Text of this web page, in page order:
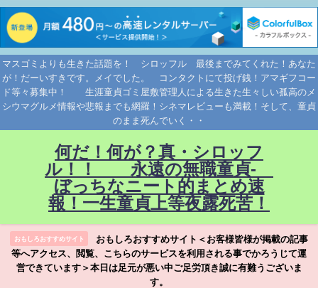
マスゴミよりも生きた話題を！ シロッフル 最後までみてくれた！あなた
が！だーいすきです。メイでした。 コンタクトにて投げ銭！アマギフコー
ド等々募集中！ 生涯童貞ゴミ屋敷管理人による生きた生々しい孤高のメ
シウマグルメ情報や悲報までも網羅！シネマレビューも満載！そして、童貞
のまま死んでいく・・
何だ！何が？真・シロッフ
ル！！ 永遠の無職童貞-
ぼっちなニート的まとめ速
報！一生童貞上等夜露死苦！
おもしろおすすめサイト
おもしろおすすめサイト＜お客様皆様が掲載の記事
等へアクセス、閲覧、こちらのサービスを利用される事でかろうじて運
営できています＞本日は足元が悪い中ご足労頂き誠に有難うございま
す。